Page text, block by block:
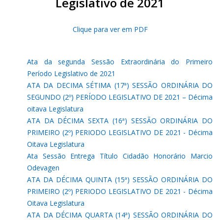
Clique para ver em PDF
Ata da segunda Sessão Extraordinária do Primeiro
Período Legislativo de 2021
ATA DA DECIMA SÉTIMA (17ª) SESSÃO ORDINÁRIA DO
SEGUNDO (2º) PERÍODO LEGISLATIVO DE 2021 – Décima
oitava Legislatura
ATA DA DÉCIMA SEXTA (16ª) SESSÃO ORDINÁRIA DO
PRIMEIRO (2º) PERIODO LEGISLATIVO DE 2021 - Décima
Oitava Legislatura
Ata Sessão Entrega Título Cidadão Honorário Marcio
Odevagen
ATA DA DÉCIMA QUINTA (15ª) SESSÃO ORDINÁRIA DO
PRIMEIRO (2º) PERIODO LEGISLATIVO DE 2021 - Décima
Oitava Legislatura
ATA DA DÉCIMA QUARTA (14ª) SESSÃO ORDINÁRIA DO